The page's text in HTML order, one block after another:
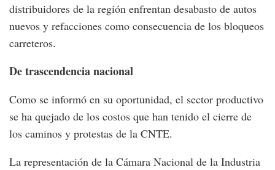
distribuidores de la región enfrentan desabasto de autos
nuevos y refacciones como consecuencia de los bloqueos
carreteros.
De trascendencia nacional
Como se informó en su oportunidad, el sector productivo
se ha quejado de los costos que han tenido el cierre de
los caminos y protestas de la CNTE.
La representación de la Cámara Nacional de la Industria